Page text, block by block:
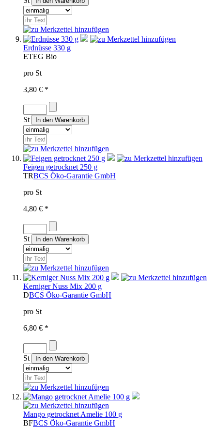
Erdnüsse 330 g
ETEG Bio
pro St
3,80 € *
St
Feigen getrocknet 250 g
TRBCS Öko-Garantie GmbH
pro St
4,80 € *
St
Kerniger Nuss Mix 200 g
DBCS Öko-Garantie GmbH
pro St
6,80 € *
St
Mango getrocknet Amelie 100 g
BFBCS Öko-Garantie GmbH